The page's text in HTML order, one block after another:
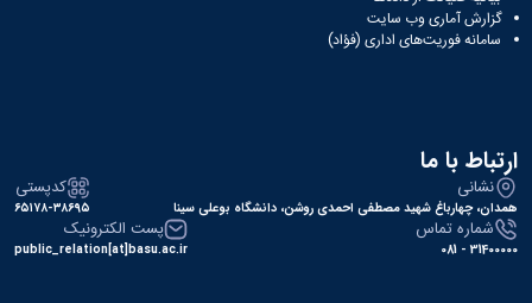
گزارش آماری وب‌ سایت
سامانه فوریت‌های اداری (فؤاد)
ارتباط با ما
نشانی
همدان، چهارباغ شهید مصطفی احمدی روشن، دانشگاه بوعلی سینا
کدپستی
۶۵۱۷۸-۳۸۶۹۵
شماره تماس
31400000 - 081
پست الکترونیک
public_relation[at]basu.ac.ir